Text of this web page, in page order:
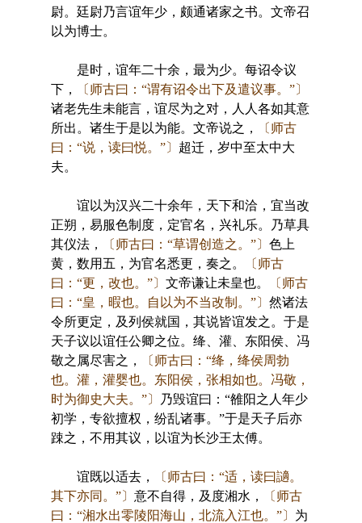
尉。廷尉乃言谊年少，颇通诸家之书。文帝召
以为博士。
是时，谊年二十余，最为少。每诏令议
下，
〔师古曰：“谓有诏令出下及遣议事。”〕
诸老先生未能言，谊尽为之对，人人各如其意
所出。诸生于是以为能。文帝说之，
〔师古
曰：“说，读曰悦。”〕 超迁，岁中至太中大
夫。
谊以为汉兴二十余年，天下和洽，宜当改
正朔，易服色制度，定官名，兴礼乐。乃草具
其仪法，
〔师古曰：“草谓创造之。”〕 色上
黄，数用五，为官名悉更，奏之。
〔师古
曰：“更，改也。”〕 文帝谦让未皇也。
〔师古
曰：“皇，暇也。自以为不当改制。”〕 然诸法
令所更定，及列侯就国，其说皆谊发之。于是
天子议以谊任公卿之位。绛、灌、东阳侯、冯
敬之属尽害之，
〔师古曰：“绛，绛侯周勃
也。灌，灌婴也。东阳侯，张相如也。冯敬，
时为御史大夫。”〕
乃毁谊曰：“雒阳之人年少
初学，专欲擅权，纷乱诸事。”于是天子后亦
踈之，不用其议，以谊为长沙王太傅。
谊既以适去，
〔师古曰：“适，读曰讁。
其下亦同。”〕 意不自得，及度湘水，
〔师古
曰：“湘水出零陵阳海山，北流入江也。”〕 为